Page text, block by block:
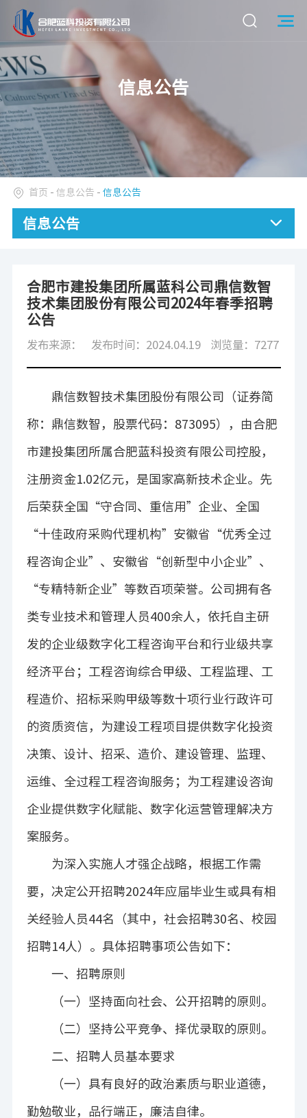
信息公告
首页 -信息公告 -信息公告
信息公告
合肥市建投集团所属蓝科公司鼎信数智
技术集团股份有限公司2024年春季招聘
公告
发布来源： 发布时间：2024.04.19 浏览量：7277
鼎信数智技术集团股份有限公司（证券简
称：鼎信数智，股票代码： 873095），由合肥
市建投集团所属合肥蓝科投资有限公司控股，
注册资金1.02亿元， 是国家高新技术企业。先
后荣获全国 “守合同、重信用” 企业、全国
“十佳政府采购代理机构”安徽省“优秀全过
程咨询企业”、安徽省“创新型中小企业”、
“专精特新企业” 等数百项荣誉。 公司拥有各
类专业技术和管理人员400余人，依托自主研
发的企业级数字化工程咨询平台和行业级共享
经济平台；工程咨询综合甲级、工程监理、工
程造价、招标采购甲级等数十项行业行政许可
的资质资信，为建设工程项目提供数字化投资
决策、设计、招采、造价、建设管理、监理、
运维、全过程工程咨询服务；为工程建设咨询
企业提供数字化赋能、数字化运营管理解决方
案服务。
为深入实施人才强企战略，根据工作需
要，决定公开招聘2024年应届毕业生或具有相
关经验人员44名 （其中，社会招聘30名、校园
招聘14人）。具体招聘事项公告如下：
一、招聘原则
（一）坚持面向社会、公开招聘的原则。
（二）坚持公平竞争、择优录取的原则。
二、招聘人员基本要求
（一）具有良好的政治素质与职业道德，
勤勉敬业，品行端正，廉洁自律。